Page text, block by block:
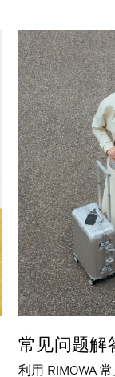
常见问题解
利用 RIMOWA